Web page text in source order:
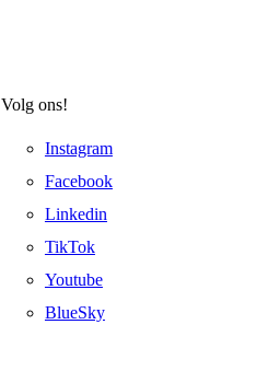
Volg ons!
Instagram
Facebook
Linkedin
TikTok
Youtube
BlueSky